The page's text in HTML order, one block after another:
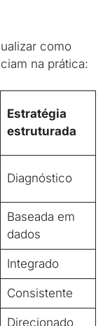
como
na prática:
Estratégia
estruturada
Diagnóstico
Baseada em
dados
Integrado
Consistente
Direcionado